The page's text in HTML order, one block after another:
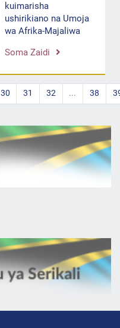
kuimarisha
ushirikiano na Umoja
wa Afrika-Majaliwa
Soma Zaidi
30 31 32 ... 38